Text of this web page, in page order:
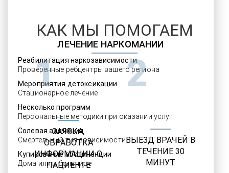
ЛЕЧЕНИЕ НАРКОМАНИИ
Реабилитация наркозависимости
Проверенные ребцентры вашего региона
Мероприятия детоксикации
Стационарное лечение
Несколько программ
Персональные методики при оказании услуг
Солевая аддикция
Смертельный тип зависимости
Купирование абстиненции
Дома или в больнице
КАК МЫ ПОМОГАЕМ
1
ЗАЯВКА,
ОБРАБОТКА
ИНФОРМАЦИИ О
ПАЦИЕНТЕ
2
ВЫЕЗД ВРАЧЕЙ В
ТЕЧЕНИЕ 30
МИНУТ